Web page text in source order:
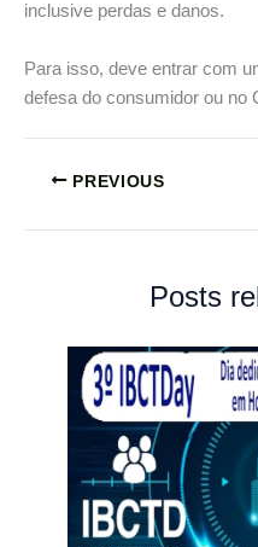
inclusive perdas e danos.
Para isso, deve entrar com
defesa do consumidor ou no
PREVIOUS
Posts